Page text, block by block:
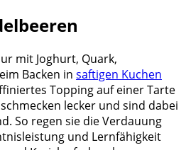
mit Joghurt, Quark,
Backen in saftigen Kuchen
Topping auf einer Tarte
schmecken lecker und sind dabei
So regen sie die Verdauung
und Lernfähigkeit